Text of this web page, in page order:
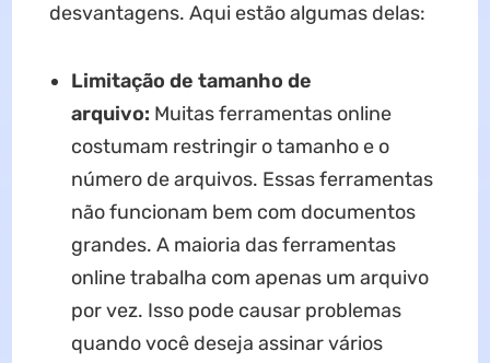
desvantagens. Aqui estão algumas delas:
Limitação de tamanho de
arquivo: Muitas ferramentas online
costumam restringir o tamanho e o
número de arquivos. Essas ferramentas
não funcionam bem com documentos
grandes. A maioria das ferramentas
online trabalha com apenas um arquivo
por vez. Isso pode causar problemas
quando você deseja assinar vários